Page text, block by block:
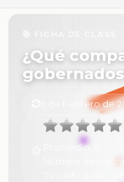
¿Qué
6 de Febrero de
Promedio:
Número de